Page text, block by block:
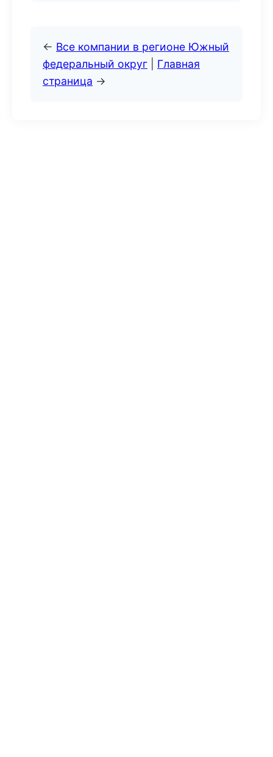
← Все компании в регионе Южный
федеральный округ
Главная
страница →